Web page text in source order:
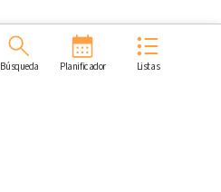
Búsqueda Planificador Listas